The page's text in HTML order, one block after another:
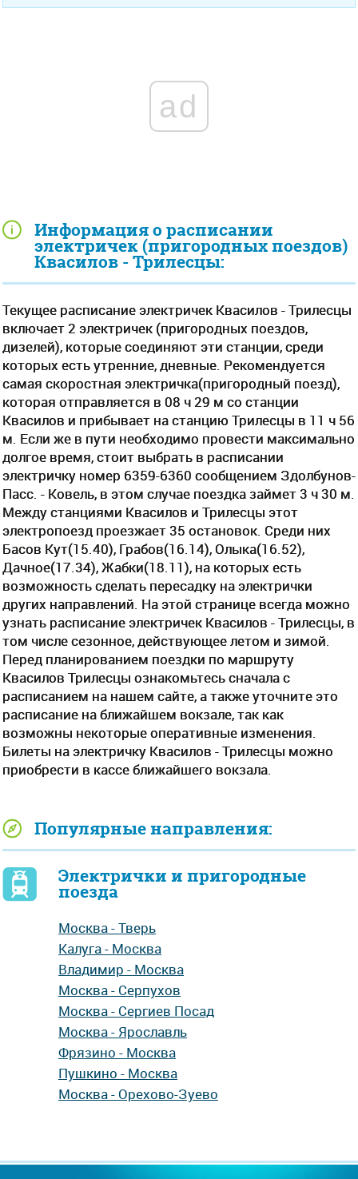
Информация о расписании
электричек (пригородных поездов)
Квасилов - Трилесцы:
Текущее расписание электричек Квасилов - Трилесцы
включает 2 электричек (пригородных поездов,
дизелей), которые соединяют эти станции, среди
которых есть утренние, дневные. Рекомендуется
самая скоростная электричка(пригородный поезд),
которая отправляется в 08 ч 29 м со станции
Квасилов и прибывает на станцию Трилесцы в 11 ч 56
м. Если же в пути необходимо провести максимально
долгое время, стоит выбрать в расписании
электричку номер 6359-6360 сообщением Здолбунов-
Пасс. - Ковель, в этом случае поездка займет 3 ч 30 м.
Между станциями Квасилов и Трилесцы этот
электропоезд проезжает 35 остановок. Среди них
Басов Кут(15.40), Грабов(16.14), Олыка(16.52),
Дачное(17.34), Жабки(18.11), на которых есть
возможность сделать пересадку на электрички
других направлений. На этой странице всегда можно
узнать расписание электричек Квасилов - Трилесцы, в
том числе сезонное, действующее летом и зимой.
Перед планированием поездки по маршруту
Квасилов Трилесцы ознакомьтесь сначала с
расписанием на нашем сайте, а также уточните это
расписание на ближайшем вокзале, так как
возможны некоторые оперативные изменения.
Билеты на электричку Квасилов - Трилесцы можно
приобрести в кассе ближайшего вокзала.
Популярные направления:
Электрички и пригородные
поезда
Москва - Тверь
Калуга - Москва
Владимир - Москва
Москва - Серпухов
Москва - Сергиев Посад
Москва - Ярославль
Фрязино - Москва
Пушкино - Москва
Москва - Орехово-Зуево
ad